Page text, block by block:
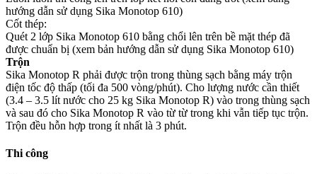
hướng dẫn sử dụng Sika Monotop 610)
Cốt thép:
Quét 2 lớp Sika Monotop 610 bằng chổi lên trên bề mặt thép đã
được chuẩn bị (xem bản hướng dẫn sử dụng Sika Monotop 610)
Trộn
Sika Monotop R phải được trộn trong thùng sạch bằng máy trộn
điện tốc độ thấp (tối đa 500 vòng/phút). Cho lượng nước cần thiết
(3.4 – 3.5 lít nước cho 25 kg Sika Monotop R) vào trong thùng sạch
và sau đó cho Sika Monotop R vào từ từ trong khi vẫn tiếp tục trộn.
Trộn đều hỗn hợp trong ít nhất là 3 phút.
Thi công